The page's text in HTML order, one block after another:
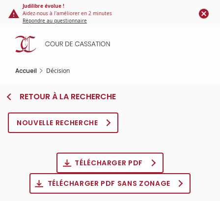
Panneau de gestion des cookies
contenu
principal
Judilibre évolue !
Aidez-nous à l'améliorer en 2 minutes
Répondre au questionnaire
Accueil Décision
RETOUR À LA RECHERCHE
NOUVELLE RECHERCHE
TÉLÉCHARGER PDF
TÉLÉCHARGER PDF SANS ZONAGE